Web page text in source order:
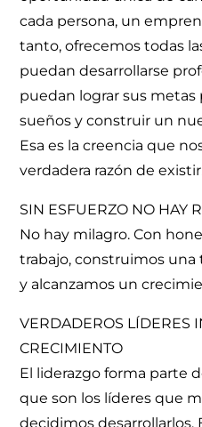
cada persona, un
tanto, ofrecemos todas
puedan desarrollarse
puedan lograr sus metas
sueños y construir un
Esa es la creencia que
verdadera razón de
SIN ESFUERZO NO HAY
No hay milagro. Con
trabajo, construimos una
y alcanzamos un
VERDADEROS LÍDERES
CRECIMIENTO
El liderazgo forma parte
que son los líderes que
decidimos desarrollarlos.